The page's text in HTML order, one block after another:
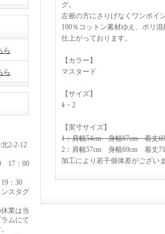
ら
ら
2-2-12
17：00
：30
スタグ
業は当
ムにて
グ。
左裾の方にさりげなくワンポイ
100％コットン素材ゆえ、ポリ
仕上がっております。
【カラー】
マスタード
【サイズ】
1 ・2
【実寸サイズ】
1：肩幅54cm 身幅67cm 着丈
2：肩幅57cm 身幅69cm 着丈
加工により若干個体差がござい